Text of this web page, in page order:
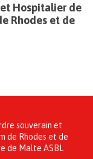
Hospitalier de
Rhodes et de
souverain et
de Rhodes et de
de Malte ASBL